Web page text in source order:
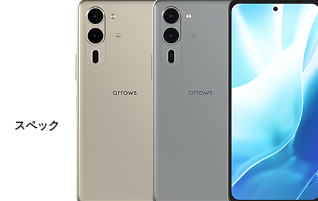
スペック